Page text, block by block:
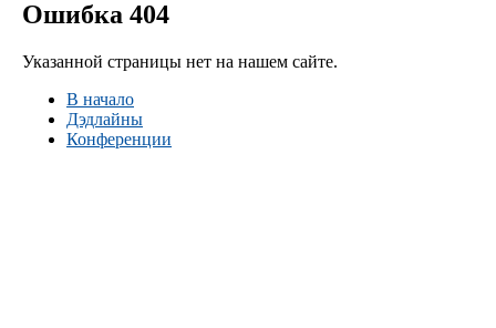
Ошибка 404
Указанной страницы нет на нашем сайте.
В начало
Дэдлайны
Конференции